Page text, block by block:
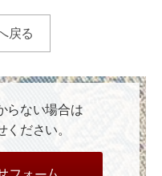
戻る
らない場合は
ださい。